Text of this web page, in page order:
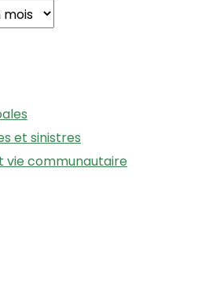
et sinistres
vie communautaire